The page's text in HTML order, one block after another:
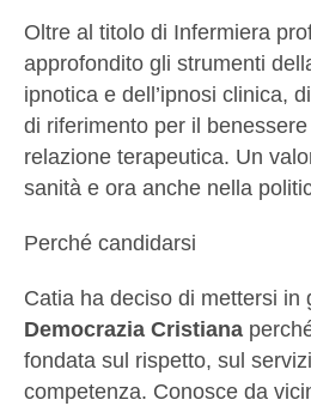
Oltre al titolo di Infermiera
approfondito gli strumenti
ipnotica e dell’ipnosi clinica,
di riferimento per il
relazione terapeutica. Un
sanità e ora anche nella
Perché candidarsi
Catia ha deciso di mettersi in
Democrazia Cristiana
fondata sul rispetto, sul
competenza. Conosce da